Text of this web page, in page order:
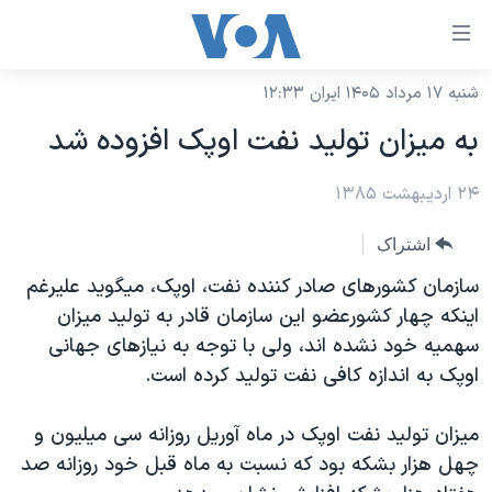
لینکهای
دسترسی
جهش
محتوای
جهش
به
صفحه
اصلی
جهش
جستجو
نسخه سبک وب‌سایت
موضوع ها
ایران
آمریکا
جهان
ورزشی
ویژه برنامه‌ها
ویدیوها
برنامه های تلویزیونی
جدول برنامه ها
صفحه‌های ویژه
جام جهانی ۲۰۲۶
۲۵۰سالگی آمریکا
بایگانی برنامه‌های تلویزیونی
فرکانس‌های صدای آمریکا
پخش رادیویی
یادگیری زبان انگلیسی
شنبه ۱۷ مرداد ۱۴۰۵ ایران ۱۲:۳۳
به ميزان توليد نفت اوپک افزوده شد
۲۴ اردیبهشت ۱۳۸۵
اشتراک
سازمان کشورهای صادر کننده نفت، اوپک، ميگويد عليرغم
اينکه چهار کشورعضو اين سازمان قادر به توليد ميزان
سهميه خود نشده اند، ولی با توجه به نيازهای جهانی
اوپک به اندازه کافی نفت توليد کرده است.
ميزان توليد نفت اوپک در ماه آوريل روزانه سی ميليون و
چهل هزار بشکه بود که نسبت به ماه قبل خود روزانه صد